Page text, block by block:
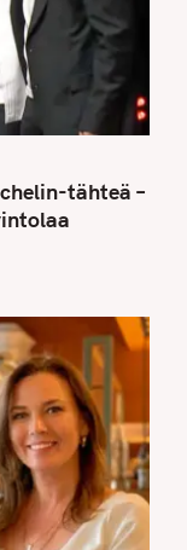
tähteä –